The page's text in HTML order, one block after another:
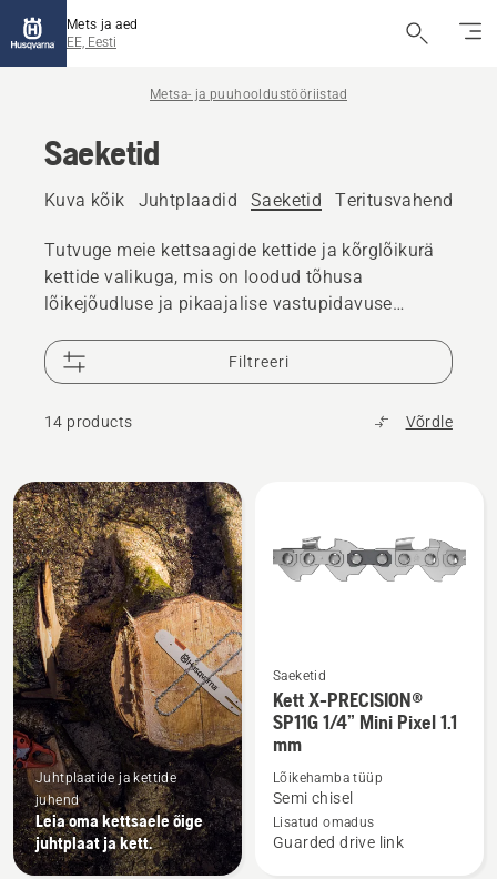
Mets ja aed
EE, Eesti
Metsa- ja puuhooldustööriistad
Saeketid
Kuva kõik Juhtplaadid Saeketid Teritusvahendid
Tutvuge meie kettsaagide kettide ja kõrglõikurä
kettide valikuga, mis on loodud tõhusa
lõikejõudluse ja pikaajalise vastupidavuse
jaoks õige kett, olenemata sellest, kas lõikate
küttepuid, hooldate puid või teete
professionaalseid metsatöid.
Filtreeri
14 products Võrdle
Kuva
kõik
tooted
Juhtplaatide ja kettide
juhend
Leia oma kettsaele õige
juhtplaat ja kett.
Vaata
rohkem
üksikasju
toote
Kett
PRECISION®
Saeketid
Kett X-PRECISION®
SP11G 1/4” Mini Pixel 1.1
mm
Lõikehamba tüüp
Semi chisel
Lisatud omadus
Guarded drive link